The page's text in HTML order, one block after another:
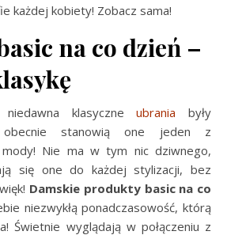
każdej kobiety! Zobacz sama!
na co dzień –
klasyczneubrania były
obecnie stanowią one jeden z
mody! Nie ma w tym nic dziwnego,
się one do każdej stylizacji, bez
Damskie produkty basic na co
niezwykłą ponadczasowość, którą
Świetnie wyglądają w połączeniu z